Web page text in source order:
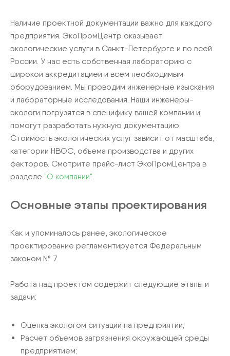
Наличие проектной документации важно для каждого
предприятия. ЭкоПромЦентр оказывает
экологические услуги в Санкт-Петербурге и по всей
России. У нас есть собственная лабораторию с
широкой аккредитацией и всем необходимым
оборудованием. Мы проводим инженерные изыскания
и лабораторные исследования. Наши инженеры-
экологи погрузятся в специфику вашей компании и
помогут разработать нужную документацию.
Стоимость экологических услуг зависит от масштаба,
категории НВОС, объема производства и других
факторов. Смотрите прайс-лист ЭкоПромЦентра в
разделе "О компании".
Основные этапы проектирования
Как и упоминалось ранее, экологическое
проектирование регламентируется Федеральным
законом № 7.
Работа над проектом содержит следующие этапы и
задачи:
Оценка экологом ситуации на предприятии;
Расчет объемов загрязнения окружающей среды
предприятием;